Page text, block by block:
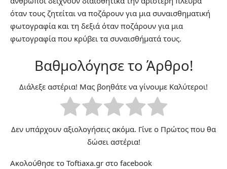
όταν τους ζητείται να ποζάρουν για μια συναισθηματική
φωτογραφία και τη δεξιά όταν ποζάρουν για μια
φωτογραφία που κρύβει τα συναισθήματά τους.
Βαθμολόγησε το Άρθρο!
Διάλεξε αστέρια! Μας βοηθάτε να γίνουμε Καλύτεροι!
Δεν υπάρχουν αξιολογήσεις ακόμα. Γίνε ο Πρώτος που θα
δώσει αστέρια!
Ακολούθησε το Toftiaxa.gr στο facebook